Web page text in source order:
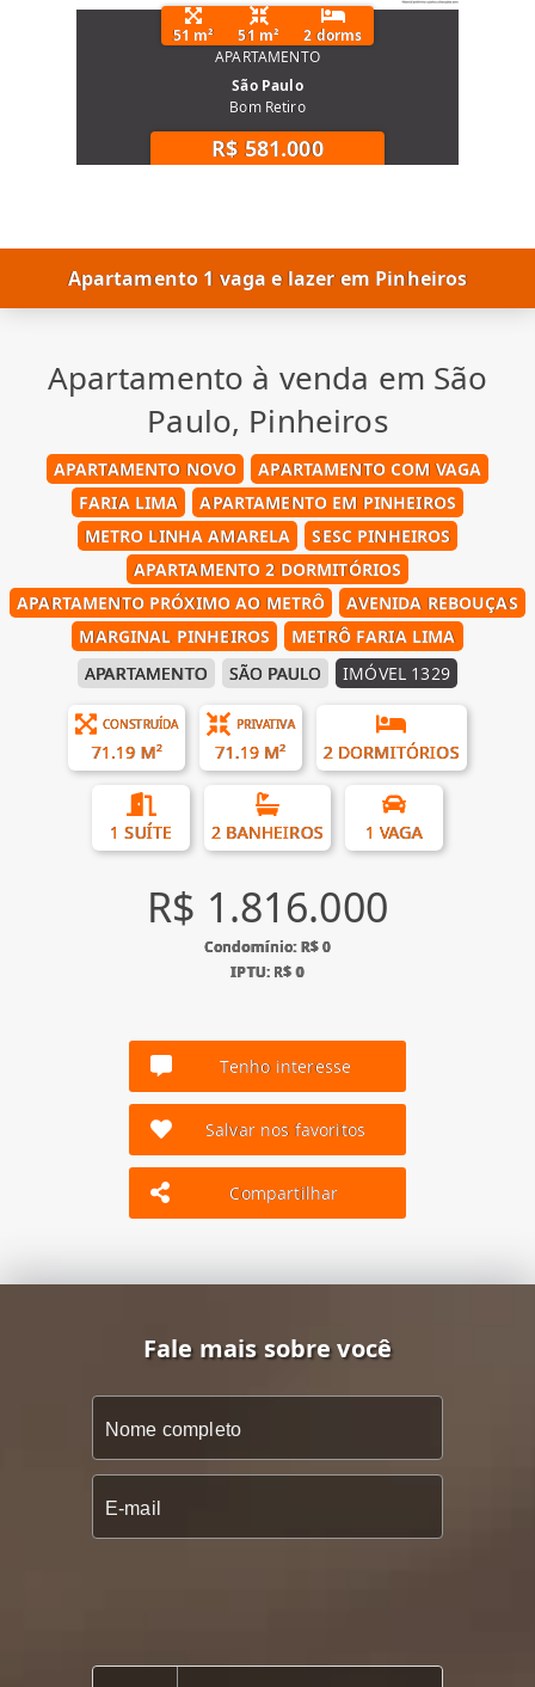
51 m² 51 m²
2 dorms
APARTAMENTO
São Paulo
Bom Retiro
R$ 581.000
Apartamento 1 vaga e lazer em Pinheiros
Apartamento à venda em São
Paulo, Pinheiros
APARTAMENTO NOVO
APARTAMENTO COM VAGA
FARIA LIMA
APARTAMENTO EM PINHEIROS
METRO LINHA AMARELA
SESC PINHEIROS
APARTAMENTO 2 DORMITÓRIOS
APARTAMENTO PRÓXIMO AO METRÔ
AVENIDA REBOUÇAS
MARGINAL PINHEIROS
METRÔ FARIA LIMA
APARTAMENTO
SÃO PAULO IMÓVEL 1329
CONSTRUÍDA
71.19 M²
PRIVATIVA
71.19 M² 2 DORMITÓRIOS
1 SUÍTE 2 BANHEIROS 1 VAGA
R$ 1.816.000
Condomínio: R$ 0
IPTU: R$ 0
Tenho interesse
Salvar nos favoritos
Compartilhar
Fale mais sobre você